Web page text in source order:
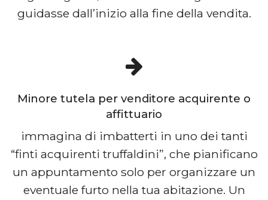
guidasse dall’inizio alla fine della vendita.
Minore tutela per venditore acquirente o
affittuario
immagina di imbatterti in uno dei tanti
“finti acquirenti truffaldini”, che pianificano
un appuntamento solo per organizzare un
eventuale furto nella tua abitazione. Un